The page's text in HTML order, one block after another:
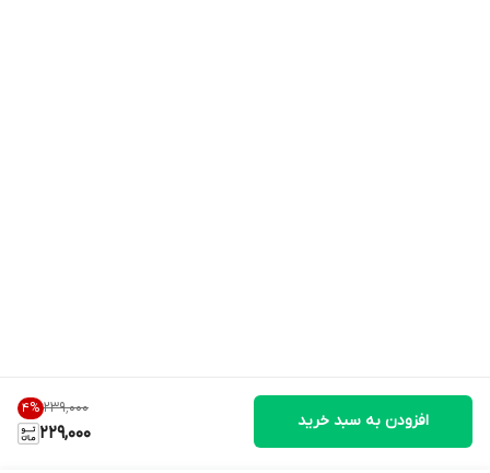
۲۳۹٬۰۰۰ 4%
229,000
افزودن به سبد خرید